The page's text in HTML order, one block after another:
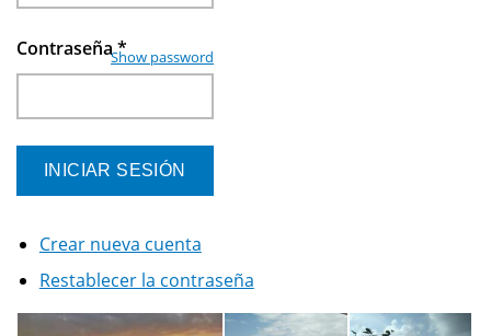
Contraseña*
Show password
Crear nueva cuenta
Restablecer la contraseña